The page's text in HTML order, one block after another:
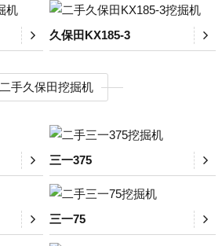
久保田KX185-3
二手久保田挖掘机
三一375
三一75